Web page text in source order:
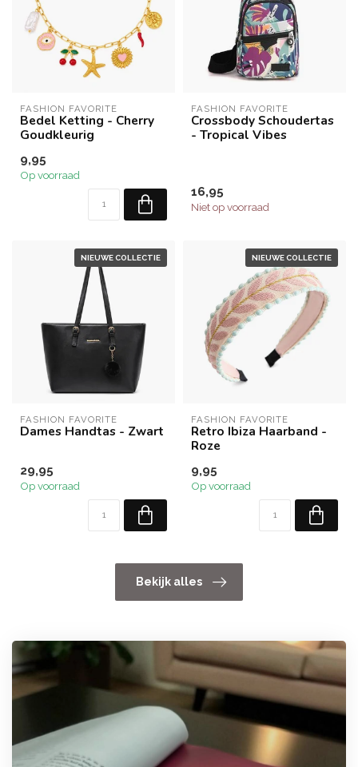
FASHION FAVORITE
Bedel Ketting - Cherry
Goudkleurig
9,95
Op voorraad
FASHION FAVORITE
Crossbody Schoudertas
- Tropical Vibes
16,95
Niet op voorraad
NIEUWE COLLECTIE
FASHION FAVORITE
Dames Handtas - Zwart
29,95
Op voorraad
NIEUWE COLLECTIE
FASHION FAVORITE
Retro Ibiza Haarband -
Roze
9,95
Op voorraad
Bekijk alles